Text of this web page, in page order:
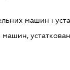
машин і